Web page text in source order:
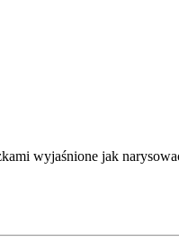
wyjaśnione jak